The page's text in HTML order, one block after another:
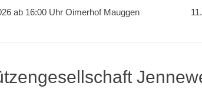
ab 16:00 Uhr Oimerhof Mauggen